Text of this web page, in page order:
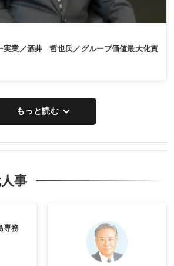
実業／酒井 哲也氏／グループ価値最大化貢
もっと読む
事
専務